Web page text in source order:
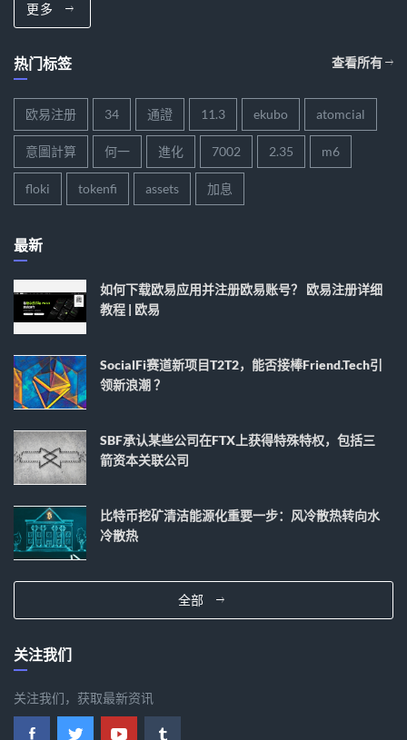
更多
热门标签 查看所有
欧易注册 34 通證 11.3 ekubo atomcial
意圖計算 何一 進化 7002 2.35 m6
floki tokenfi assets 加息
最新
如何下载欧易应用并注册欧易账号？ 欧易注册详细
教程 | 欧易
SocialFi赛道新项目T2T2，能否接棒Friend.tech引
领新浪潮 ？
SBF承认某些公司在FTX上获得特殊特权，包括三
箭资本关联公司
比特币挖矿清洁能源化重要一步：风冷散热转向水
冷散热
全部
关注我们
关注我们，获取最新资讯